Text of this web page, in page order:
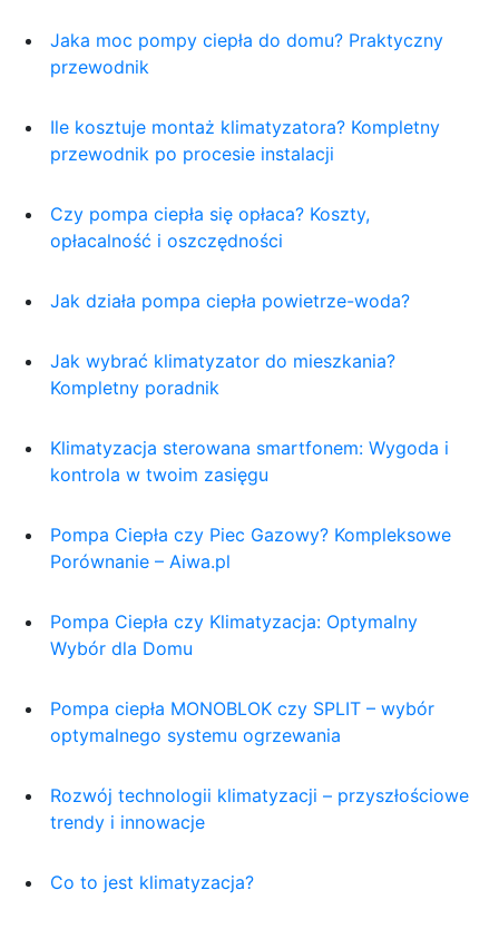
Jaka moc pompy ciepła do domu? Praktyczny
przewodnik
Ile kosztuje montaż klimatyzatora? Kompletny
przewodnik po procesie instalacji
Czy pompa ciepła się opłaca? Koszty,
opłacalność i oszczędności
Jak działa pompa ciepła powietrze-woda?
Jak wybrać klimatyzator do mieszkania?
Kompletny poradnik
Klimatyzacja sterowana smartfonem: Wygoda i
kontrola w twoim zasięgu
Pompa Ciepła czy Piec Gazowy? Kompleksowe
Porównanie – Aiwa.pl
Pompa Ciepła czy Klimatyzacja: Optymalny
Wybór dla Domu
Pompa ciepła MONOBLOK czy SPLIT – wybór
optymalnego systemu ogrzewania
Rozwój technologii klimatyzacji – przyszłościowe
trendy i innowacje
Co to jest klimatyzacja?